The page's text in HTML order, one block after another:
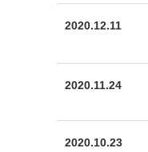
2020.12.11
2020.11.24
2020.10.23